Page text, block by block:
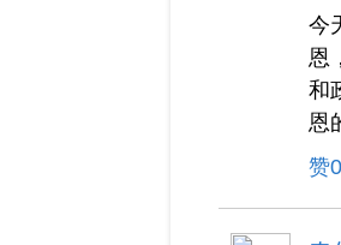
今
恩
和
恩
赞0